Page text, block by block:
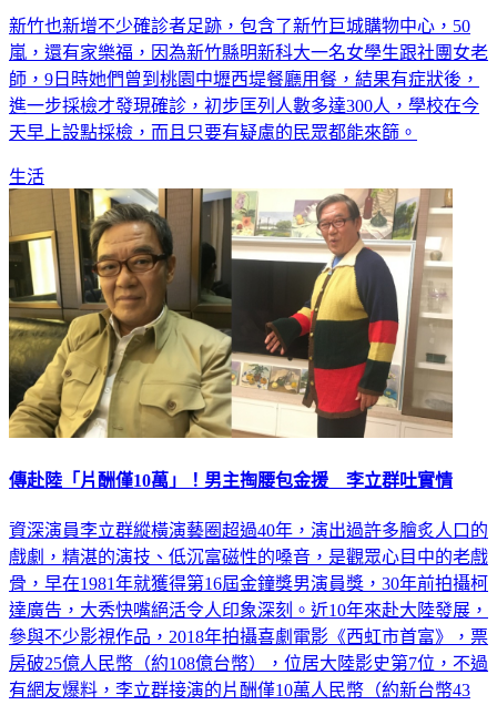
新竹也新增不少確診者足跡，包含了新竹巨城購物中心，50
嵐，還有家樂福，因為新竹縣明新科大一名女學生跟社團女老
師，9日時她們曾到桃園中壢西堤餐廳用餐，結果有症狀後，
進一步採檢才發現確診，初步匡列人數多達300人，學校在今
天早上設點採檢，而且只要有疑慮的民眾都能來篩。
生活
傳赴陸「片酬僅10萬」！男主掏腰包金援 李立群吐實情
資深演員李立群縱橫演藝圈超過40年，演出過許多膾炙人口的
戲劇，精湛的演技、低沉富磁性的嗓音，是觀眾心目中的老戲
骨，早在1981年就獲得第16屆金鐘獎男演員獎，30年前拍攝柯
達廣告，大秀快嘴絕活令人印象深刻。近10年來赴大陸發展，
參與不少影視作品，2018年拍攝喜劇電影《西虹市首富》，票
房破25億人民幣（約108億台幣），位居大陸影史第7位，不過
有網友爆料，李立群接演的片酬僅10萬人民幣（約新台幣43